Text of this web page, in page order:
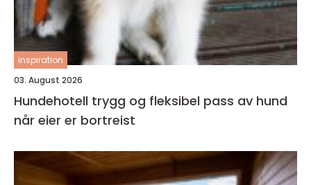
inspiration
03. August 2026
Hundehotell trygg og fleksibel pass av hund
når eier er bortreist